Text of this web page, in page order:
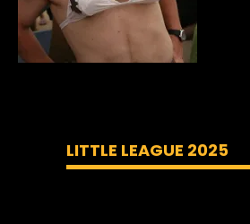
LITTLE LEAGUE 2025